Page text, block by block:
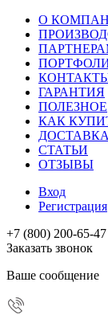
О
ГАРАНТИЯ
ПОЛЕЗНОЕ
КАК
ДОСТАВКА
СТАТЬИ
ОТЗЫВЫ
Вход
Регистрация
+7 (800) 200-65-47
Заказать звонок
Ваше сообщение